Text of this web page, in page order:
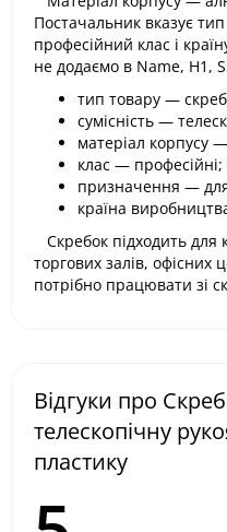
Постачальник вказує
професійний клас і
не додаємо в Name, H1,
тип товару —
сумісність —
матеріал корпусу
клас — професійні;
призначення — для
країна
Скребок підходить для
торгових залів, офісних
потрібно працювати зі
Відгуки про
телескопічну
пластику